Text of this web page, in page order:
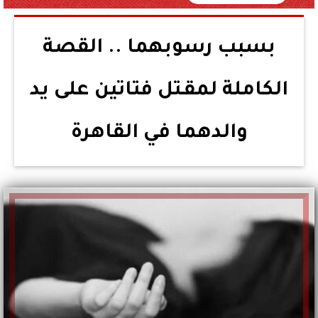
بسبب رسوبهما .. القصة
الكاملة لمقـتل فتاتين على يد
والدهما في القاهرة